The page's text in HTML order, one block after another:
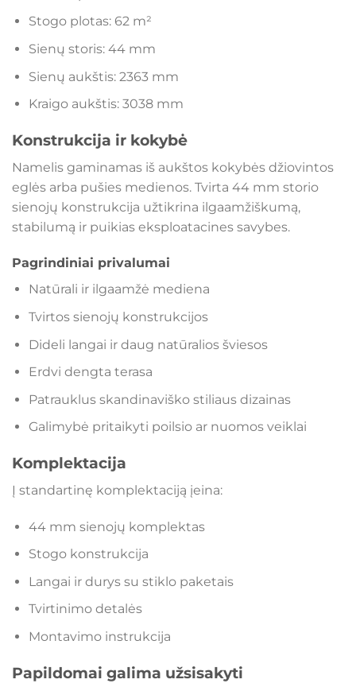
Stogo plotas: 62 m²
Sienų storis: 44 mm
Sienų aukštis: 2363 mm
Kraigo aukštis: 3038 mm
Konstrukcija ir kokybė
Namelis gaminamas iš aukštos kokybės džiovintos
eglės arba pušies medienos. Tvirta 44 mm storio
sienojų konstrukcija užtikrina ilgaamžiškumą,
stabilumą ir puikias eksploatacines savybes.
Pagrindiniai privalumai
Natūrali ir ilgaamžė mediena
Tvirtos sienojų konstrukcijos
Dideli langai ir daug natūralios šviesos
Erdvi dengta terasa
Patrauklus skandinaviško stiliaus dizainas
Galimybė pritaikyti poilsio ar nuomos veiklai
Komplektacija
Į standartinę komplektaciją įeina:
44 mm sienojų komplektas
Stogo konstrukcija
Langai ir durys su stiklo paketais
Tvirtinimo detalės
Montavimo instrukcija
Papildomai galima užsisakyti